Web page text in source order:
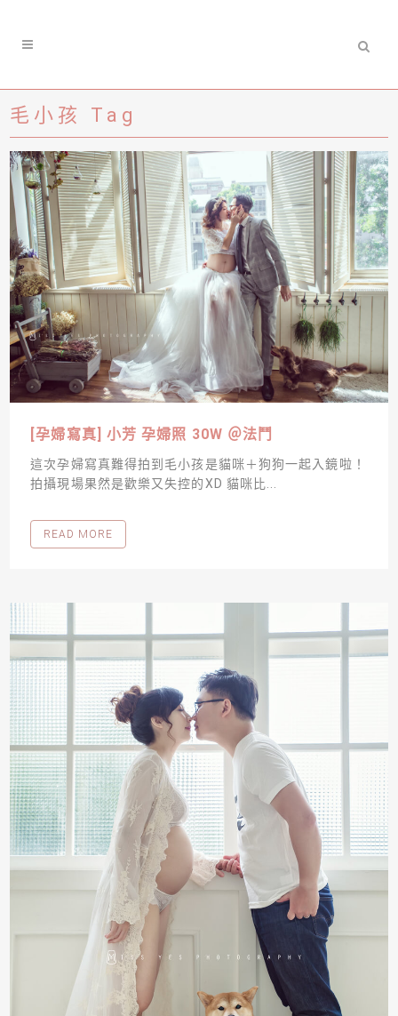
毛小孩 Tag
[孕婦寫真] 小芳 孕婦照 30W ＠法鬥
這次孕婦寫真難得拍到毛小孩是貓咪＋狗狗一起入鏡啦！
拍攝現場果然是歡樂又失控的XD 貓咪比...
READ MORE